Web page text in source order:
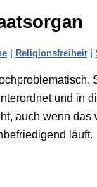
| Religionsfreiheit |
und in
auch wenn
läuft.